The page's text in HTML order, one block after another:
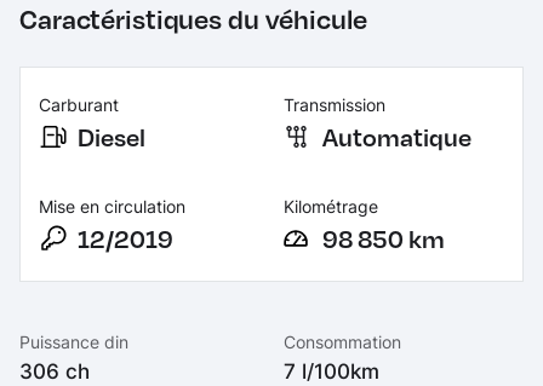
Caractéristiques du véhicule
Carburant
Diesel
Transmission
Automatique
Mise en circulation
12/2019
Kilométrage
98 850 km
Puissance din
306 ch
Consommation
7 l/100km